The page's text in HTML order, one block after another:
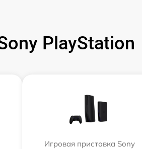
PlayStation
Игровая приставка Sony